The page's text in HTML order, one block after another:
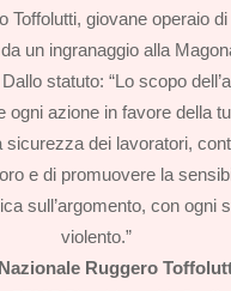
Toffolutti, giovane operaio di
un ingranaggio alla
statuto: “Lo scopo
ogni azione in favore della
sicurezza dei lavoratori,
e di promuovere la
sull’argomento, con ogni
violento.”
Ruggero